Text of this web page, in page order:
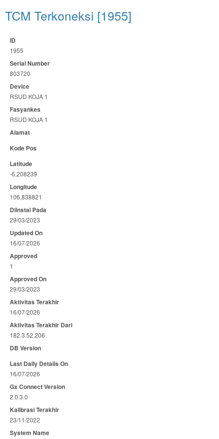
TCM Terkoneksi [1955]
ID
1955
Serial Number
803720
Device
RSUD KOJA 1
Fasyankes
RSUD KOJA 1
Alamat
Kode Pos
Latitude
-6,208239
Longitude
106,838821
Diinstal Pada
29/03/2023
Updated On
16/07/2026
Approved
1
Approved On
29/03/2023
Aktivitas Terakhir
16/07/2026
Aktivitas Terakhir Dari
182.3.52.206
DB Version
Last Daily Details On
16/07/2026
Gx Connect Version
2.0.3.0
Kalibrasi Terakhir
23/11/2022
System Name